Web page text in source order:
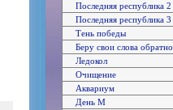
Последняя республика 2
Последняя республика 3
Тень победы
Беру свои слова обратно
Ледокол
Очищение
Аквариум
День М